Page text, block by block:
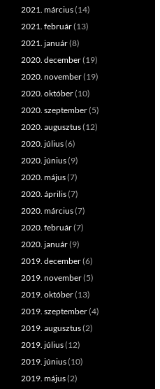
2021. március(14)
2021. február(13)
2021. január(8)
2020. december(19)
2020. november(19)
2020. október(10)
2020. szeptember(5)
2020. augusztus(12)
2020. július(6)
2020. június(9)
2020. május(7)
2020. április(7)
2020. március(7)
2020. február(7)
2020. január(9)
2019. december(6)
2019. november(5)
2019. október(13)
2019. szeptember(4)
2019. augusztus(2)
2019. július(12)
2019. június(10)
2019. május(2)